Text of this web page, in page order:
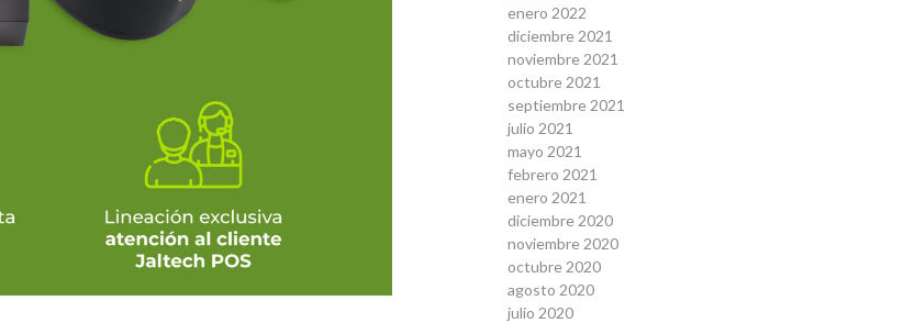
enero 2022
diciembre 2021
noviembre 2021
octubre 2021
septiembre 2021
julio 2021
mayo 2021
febrero 2021
enero 2021
diciembre 2020
noviembre 2020
octubre 2020
agosto 2020
julio 2020